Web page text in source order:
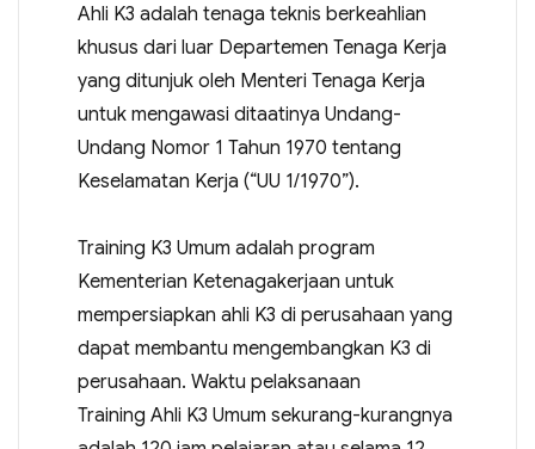
Ahli K3 adalah tenaga teknis berkeahlian
khusus dari luar Departemen Tenaga Kerja
yang ditunjuk oleh Menteri Tenaga Kerja
untuk mengawasi ditaatinya Undang-
Undang Nomor 1 Tahun 1970 tentang
Keselamatan Kerja (“UU 1/1970”).
Training K3 Umum adalah program
Kementerian Ketenagakerjaan untuk
mempersiapkan ahli K3 di perusahaan yang
dapat membantu mengembangkan K3 di
perusahaan. Waktu pelaksanaan
Training Ahli K3 Umum sekurang-kurangnya